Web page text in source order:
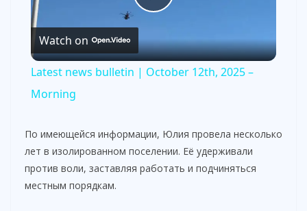
P
l
y
V
Watch on
Latest news bulletin | October 12th, 2025 –
Morning
По имеющейся информации, Юлия провела несколько
лет в изолированном поселении. Её удерживали
против воли, заставляя работать и подчиняться
местным порядкам.